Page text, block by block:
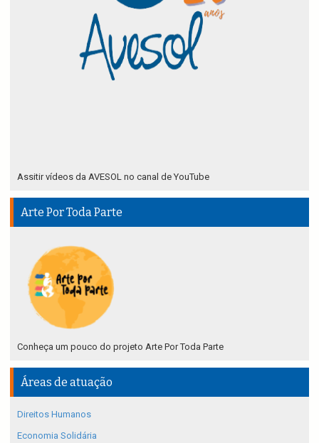
Assitir vídeos da AVESOL no canal de YouTube
Arte Por Toda Parte
Conheça um pouco do projeto Arte Por Toda Parte
Áreas de atuação
Direitos Humanos
Economia Solidária